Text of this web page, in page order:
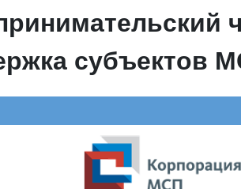
субъектов